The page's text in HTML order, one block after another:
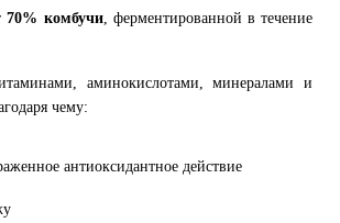
70% комбучи, ферментированной в течение
аминокислотами, минералами и
чему:
антиоксидантное действие